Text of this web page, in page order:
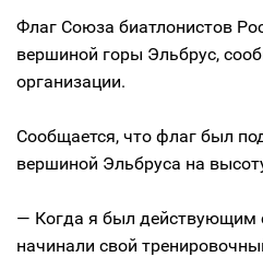
Флаг Союза биатлонистов
вершиной горы Эльбрус,
организации.
Сообщается, что флаг был
вершиной Эльбруса на
— Когда я был действующим
начинали свой